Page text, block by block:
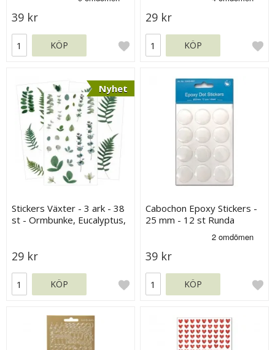
39 kr
KÖP
29 kr
KÖP
Nyhet
Stickers Växter - 3 ark - 38
st - Ormbunke, Eucalyptus,
29 kr
KÖP
Cabochon Epoxy Stickers -
25 mm - 12 st Runda
39 kr
KÖP